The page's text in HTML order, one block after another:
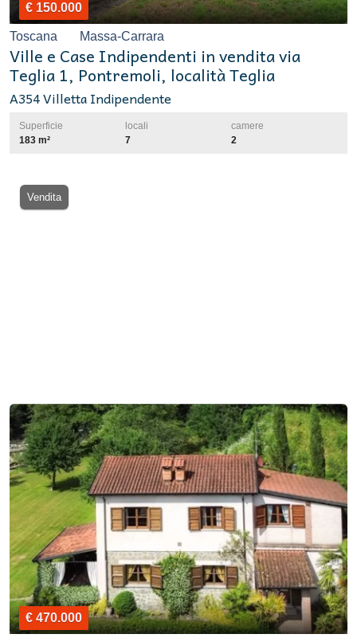
€ 150.000
Toscana Massa-Carrara
Ville e Case Indipendenti in vendita via
Teglia 1, Pontremoli, località Teglia
A354 Villetta Indipendente
Superficie
183 m²
locali
7
camere
2
Vendita
€ 470.000